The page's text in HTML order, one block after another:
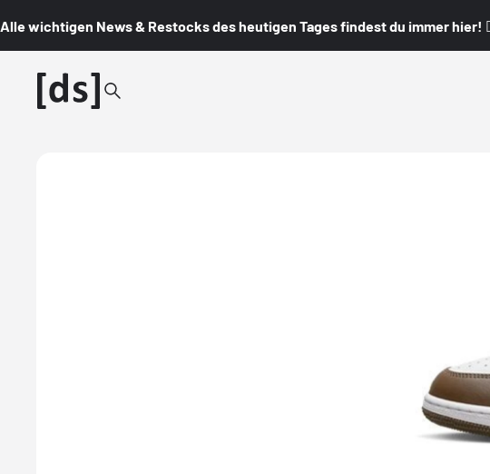
Alle wichtigen News & Restocks des heutigen Tages findest du immer hier!